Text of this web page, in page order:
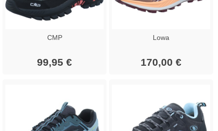
CMP
99,95 €
Lowa
170,00 €